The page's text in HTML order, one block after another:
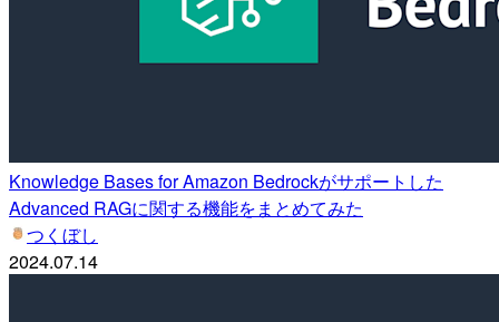
Knowledge Bases for Amazon Bedrockがサポートした
Advanced RAGに関する機能をまとめてみた
つくぼし
2024.07.14